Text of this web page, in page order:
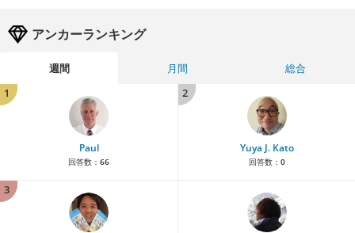
アンカーランキング
週間 月間
総合
1
Paul
回答数： 66
2
Yuya J. Kato
回答数： 0
3